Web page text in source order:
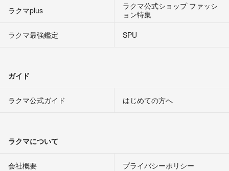
ラクマplus
ラクマ公式ショップ ファッシ
ョン特集
ラクマ最強鑑定
SPU
ガイド
ラクマ公式ガイド はじめての方へ
ラクマについて
会社概要 プライバシーポリシー